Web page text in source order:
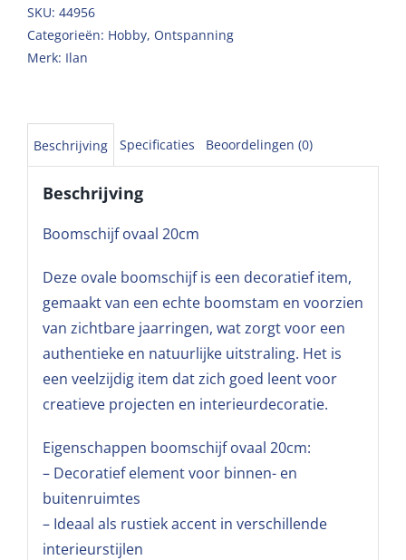
SKU: 44956
Categorieën: Hobby, Ontspanning
Merk: Ilan
Beschrijving Specificaties Beoordelingen (0)
Beschrijving
Boomschijf ovaal 20cm
Deze ovale boomschijf is een decoratief item,
gemaakt van een echte boomstam en voorzien
van zichtbare jaarringen, wat zorgt voor een
authentieke en natuurlijke uitstraling. Het is
een veelzijdig item dat zich goed leent voor
creatieve projecten en interieurdecoratie.
Eigenschappen boomschijf ovaal 20cm:
– Decoratief element voor binnen- en
buitenruimtes
– Ideaal als rustiek accent in verschillende
interieurstijlen